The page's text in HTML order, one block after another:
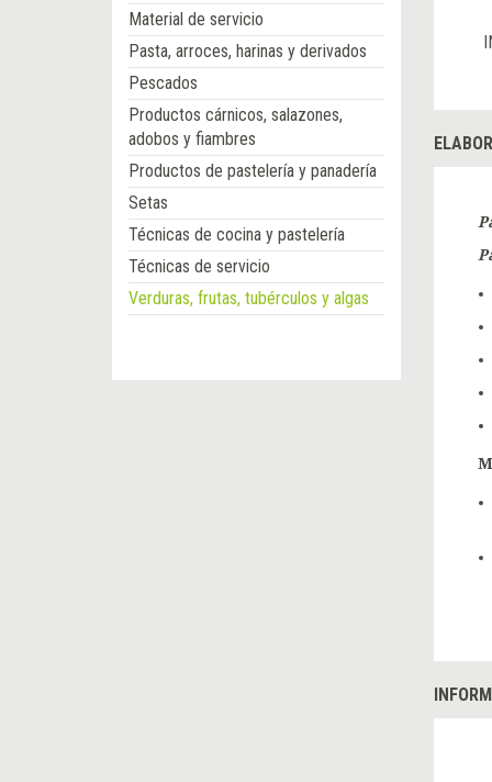
Material de servicio
Pasta, arroces, harinas y derivados
Pescados
Productos cárnicos, salazones,
adobos y fiambres
Productos de pastelería y panadería
Setas
Técnicas de cocina y pastelería
Técnicas de servicio
Verduras, frutas, tubérculos y algas